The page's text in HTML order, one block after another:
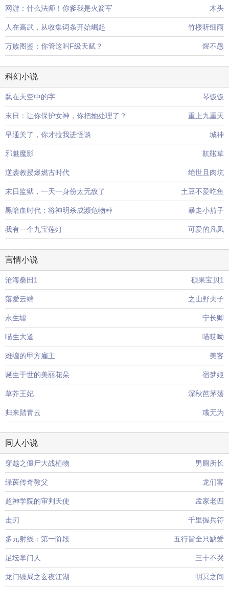
网游：什么法师！你爹我是火箭军 木头
人在高武，从收集词条开始崛起 竹楼听细雨
万族图鉴：你管这叫F级天赋？ 煜不愚
科幻小说
飘在天空中的字 琴饭饭
末日：让你保护女神，你把她处理了？ 重上九重天
早通关了，你才拉我进怪谈 城神
邪魅魔影 靰鞡草
逆袭教授爆燃古时代 绝世且肉坑
末日监狱，一天一身份太无敌了 土豆不爱吃鱼
黑暗血时代：将神明杀成濒危物种 暴走小茄子
我有一个九宝莲灯 可爱的凡凤
言情小说
沧海桑田1 硕果宝贝1
落爱云端 之山野夫子
永生墟 宁长卿
喵生大道 喵哎呦
难缠的甲方雇主 美客
诞生于世的美丽花朵 宿梦姬
草芥王妃 深秋芭茅荡
归来踏青云 彧无为
同人小说
穿越之僵尸大战植物 男厕所长
绿茵传奇教父 龙们客
超神学院的审判天使 孟家老四
走刃 千里握兵符
多元射线：第一阶段 五行皆全只缺爱
足坛掌门人 三十不哭
龙门镖局之玄夜江湖 明冥之间